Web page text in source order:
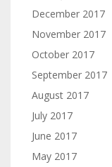
December 2017
November 2017
October 2017
September 2017
August 2017
July 2017
June 2017
May 2017